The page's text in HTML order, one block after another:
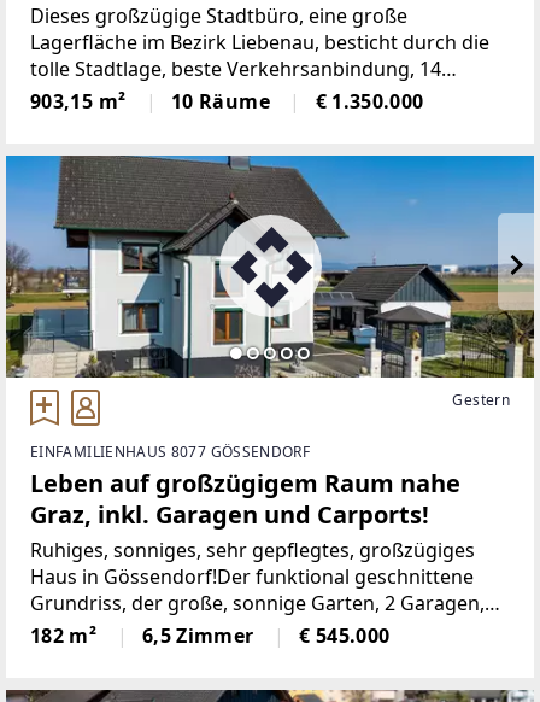
Dieses großzügige Stadtbüro, eine große
Lagerfläche im Bezirk Liebenau, besticht durch die
tolle Stadtlage, beste Verkehrsanbindung, 14
eigenen Parkplätzen und die sehr großzügigen
hellen Räume.Überzeugen Sie sich und genießen Sie
903,15 m² 10 Räume € 1.350.000
Gestern
EINFAMILIENHAUS 8077 GÖSSENDORF
Leben auf großzügigem Raum nahe
Graz, inkl. Garagen und Carports!
Ruhiges, sonniges, sehr gepflegtes, großzügiges
Haus in Gössendorf!Der funktional geschnittene
Grundriss, der große, sonnige Garten, 2 Garagen,
die 2 zusätzlichen überdachten Abstellplätze, der
Balkon und die Terrasse, der großzügige
182 m² 6,5 Zimmer € 545.000